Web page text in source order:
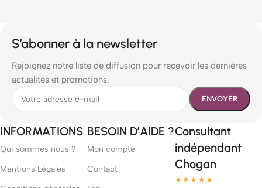
S’abonner à la newsletter
Rejoignez notre liste de diffusion pour recevoir les dernières
actualités et promotions.
INFORMATIONS
Qui sommes nous ?
Mentions Légales
BESOIN D’AIDE ?
Mon compte
Contact
Consultant
indépendant
Chogan
★★★★★